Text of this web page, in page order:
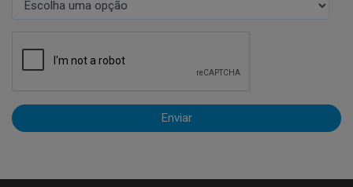
Enviar